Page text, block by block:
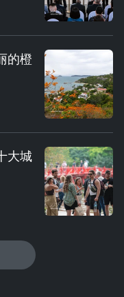
的橙
大城